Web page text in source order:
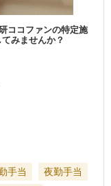
ココファンの特定施
みませんか？
手当
夜勤手当